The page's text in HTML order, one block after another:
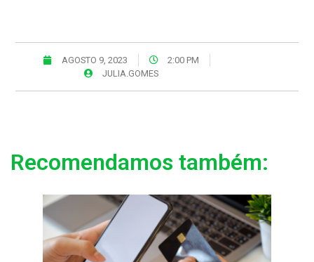
AGOSTO 9, 2023
2:00 PM
JULIA.GOMES
Recomendamos também: